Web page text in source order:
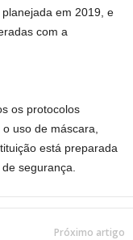
em 2019, e
com a
os protocolos
uso de máscara,
está preparada
segurança.
Próximo artigo